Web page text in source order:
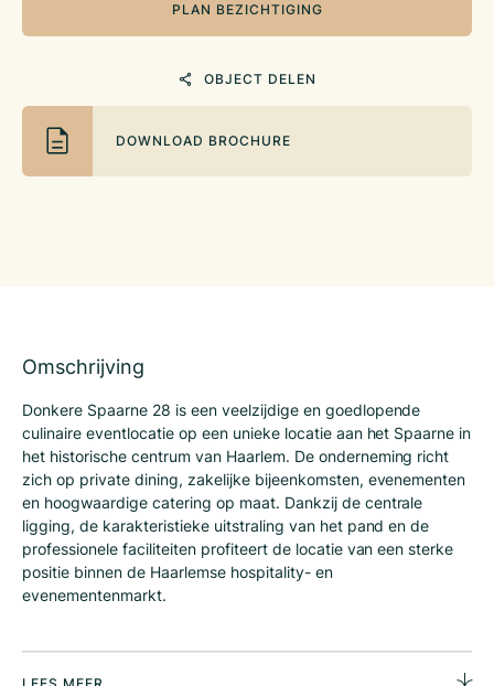
PLAN BEZICHTIGING
OBJECT DELEN
DOWNLOAD BROCHURE
Omschrijving
Donkere Spaarne 28 is een veelzijdige en goedlopende
culinaire eventlocatie op een unieke locatie aan het Spaarne in
het historische centrum van Haarlem. De onderneming richt
zich op private dining, zakelijke bijeenkomsten, evenementen
en hoogwaardige catering op maat. Dankzij de centrale
ligging, de karakteristieke uitstraling van het pand en de
professionele faciliteiten profiteert de locatie van een sterke
positie binnen de Haarlemse hospitality- en
evenementenmarkt.
Truffels Donkere Spaarne
Donkere Spaarne 28